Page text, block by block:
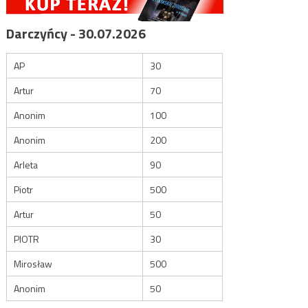
Darczyńcy - 30.07.2026
AP
30
Artur
70
Anonim
100
Anonim
200
Arleta
90
Piotr
500
Artur
50
PIOTR
30
Mirosław
500
Anonim
50